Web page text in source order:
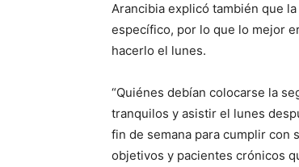
Arancibia explicó también que
específico, por lo que lo mejor
hacerlo el lunes.
“Quiénes debían colocarse la
tranquilos y asistir el lunes
fin de semana para cumplir con
objetivos y pacientes crónicos